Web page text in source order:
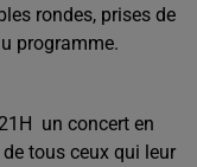
rondes, prises de
programme.
un concert en
tous ceux qui leur